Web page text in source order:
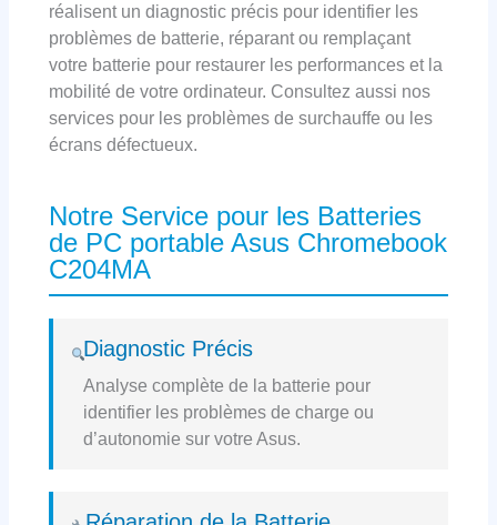
réalisent un diagnostic précis pour identifier les
problèmes de batterie, réparant ou remplaçant
votre batterie pour restaurer les performances et la
mobilité de votre ordinateur. Consultez aussi nos
services pour les problèmes de surchauffe ou les
écrans défectueux.
Notre Service pour les Batteries
de PC portable Asus Chromebook
C204MA
Diagnostic Précis
Analyse complète de la batterie pour
identifier les problèmes de charge ou
d’autonomie sur votre Asus.